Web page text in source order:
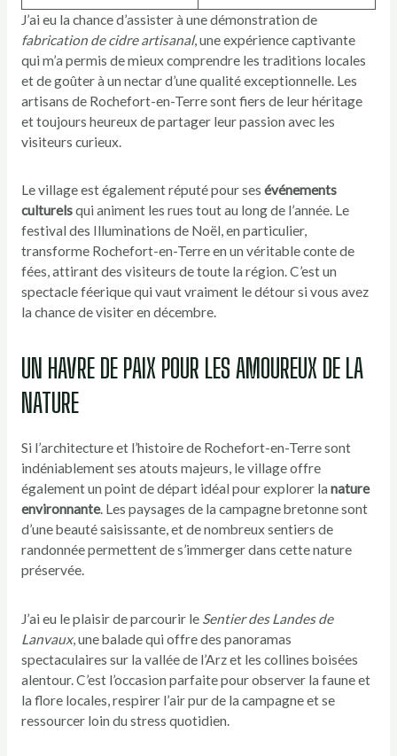
J’ai eu la chance d’assister à une démonstration de
fabrication de cidre artisanal, une expérience captivante
qui m’a permis de mieux comprendre les traditions locales
et de goûter à un nectar d’une qualité exceptionnelle. Les
artisans de Rochefort-en-Terre sont fiers de leur héritage
et toujours heureux de partager leur passion avec les
visiteurs curieux.
Le village est également réputé pour ses événements
culturelsqui animent les rues tout au long de l’année. Le
festival des Illuminations de Noël, en particulier,
transforme Rochefort-en-Terre en un véritable conte de
fées, attirant des visiteurs de toute la région. C’est un
spectacle féerique qui vaut vraiment le détour si vous avez
la chance de visiter en décembre.
UN HAVRE DE PAIX POUR LES AMOUREUX DE LA
NATURE
Si l’architecture et l’histoire de Rochefort-en-Terre sont
indéniablement ses atouts majeurs, le village offre
également un point de départ idéal pour explorer la nature
environnante. Les paysages de la campagne bretonne sont
d’une beauté saisissante, et de nombreux sentiers de
randonnée permettent de s’immerger dans cette nature
préservée.
J’ai eu le plaisir de parcourir le Sentier des Landes de
Lanvaux, une balade qui offre des panoramas
spectaculaires sur la vallée de l’Arz et les collines boisées
alentour. C’est l’occasion parfaite pour observer la faune et
la flore locales, respirer l’air pur de la campagne et se
ressourcer loin du stress quotidien.